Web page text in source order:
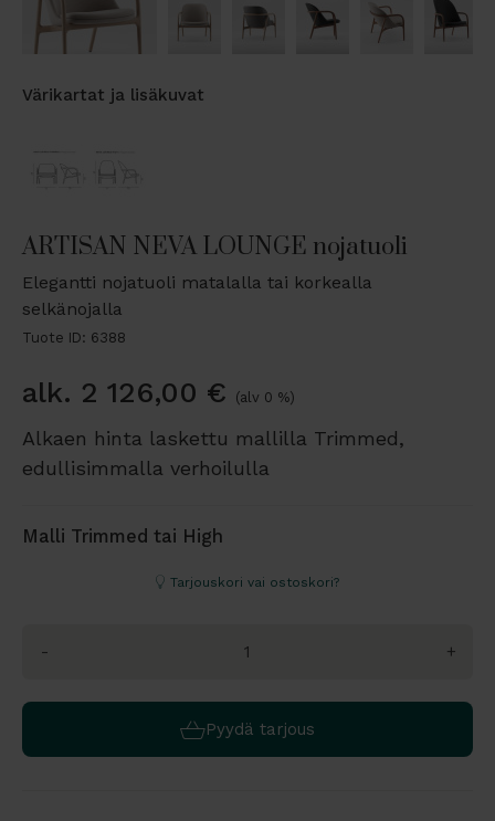
Värikartat ja lisäkuvat
ARTISAN NEVA LOUNGE nojatuoli
Elegantti nojatuoli matalalla tai korkealla
selkänojalla
Tuote ID: 6388
alk. 2 126,00 € (alv 0 %)
Alkaen hinta laskettu mallilla Trimmed,
edullisimmalla verhoilulla
Malli Trimmed tai High
Tarjouskori vai ostoskori?
- +
Pyydä tarjous